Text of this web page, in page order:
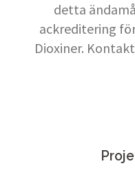
detta
ackreditering
Dioxiner.